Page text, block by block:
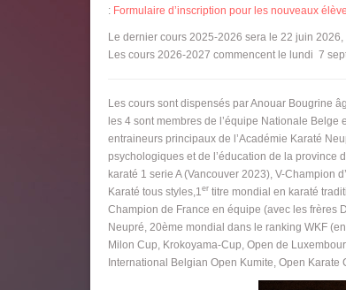
: Formulaire d’inscription pour les nouveaux
Le dernier cours 2025-2026 sera le 22 juin
Les cours 2026-2027 commencent le lundi 7
Les cours sont dispensés par Anouar Bougrine
les 4 sont membres de l’équipe Nationale
entraineurs principaux de l’Académie Karaté
psychologiques et de l’éducation de la province
karaté 1 serie A (Vancouver 2023), V-Champion
Karaté tous styles,1 er titre mondial en karaté
Champion de France en équipe (avec les frères
Neupré, 20ème mondial dans le ranking WKF
Milon Cup, Krokoyama-Cup, Open de
International Belgian Open Kumite, Open